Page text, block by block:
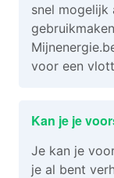
snel mogelijk
voor een
Kan je je
Je kan je
je al bent